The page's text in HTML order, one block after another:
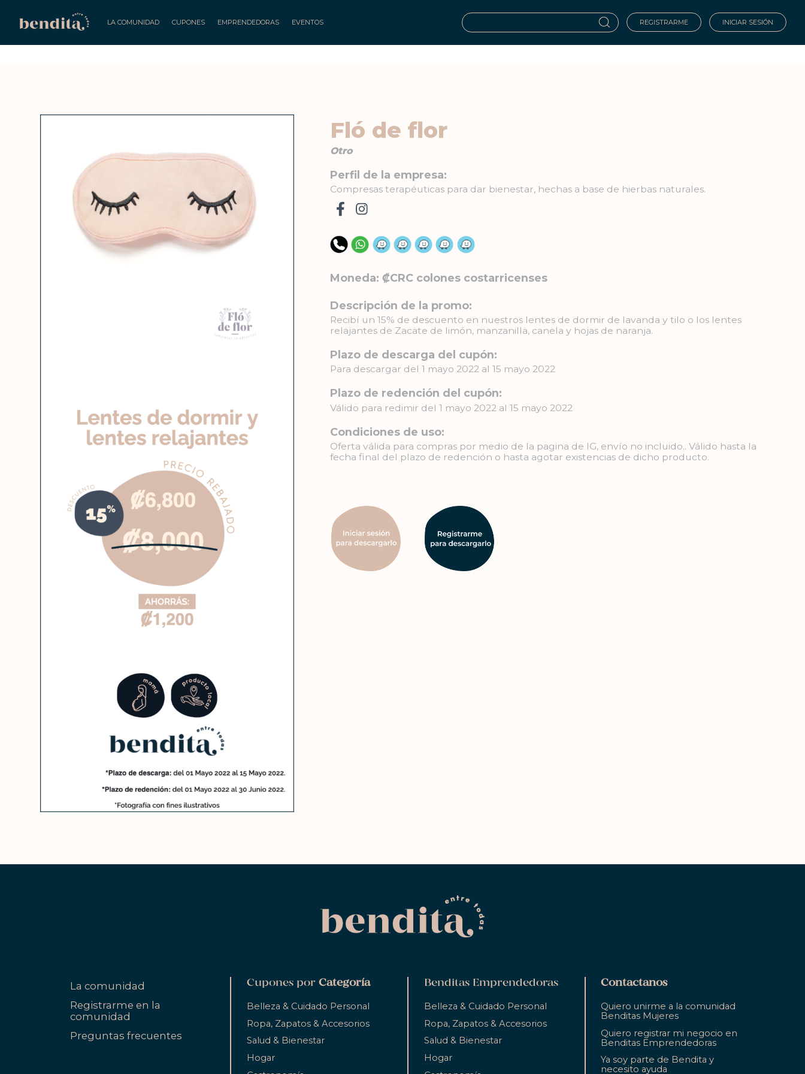
LA COMUNIDAD CUPONES EMPRENDEDORAS EVENTOS REGISTRARME INICIAR SESIÓN
Fló de flor
Otro
Perfil de la empresa:
Compresas terapéuticas para dar bienestar, hechas a base de hierbas naturales.
Moneda: ₡CRC colones costarricenses
Descripción de la promo:
Recibí un 15% de descuento en nuestros lentes de dormir de lavanda y tilo o los lentes
relajantes de Zacate de limón, manzanilla, canela y hojas de naranja.
Plazo de descarga del cupón:
Para descargar del 1 mayo 2022 al 15 mayo 2022
Plazo de redención del cupón:
Válido para redimir del 1 mayo 2022 al 15 mayo 2022
Condiciones de uso:
Oferta válida para compras por medio de la pagina de IG, envío no incluido.. Válido hasta la
fecha final del plazo de redención o hasta agotar existencias de dicho producto.
La comunidad
Registrarme en la
comunidad
Preguntas frecuentes
Cupones porCategoría
Belleza & Cuidado Personal
Ropa, Zapatos & Accesorios
Salud & Bienestar
Hogar
Benditas Emprendedoras
Belleza & Cuidado Personal
Ropa, Zapatos & Accesorios
Salud & Bienestar
Hogar
Contactanos
Quiero unirme a la comunidad
Benditas Mujeres
Quiero registrar mi negocio en
Benditas Emprendedoras
Ya soy parte de Bendita y
necesito ayuda